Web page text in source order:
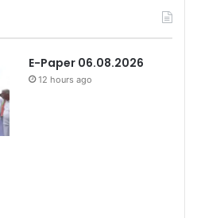
E-Paper 06.08.2026
12 hours ago